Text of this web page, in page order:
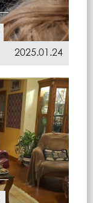
2025.01.24